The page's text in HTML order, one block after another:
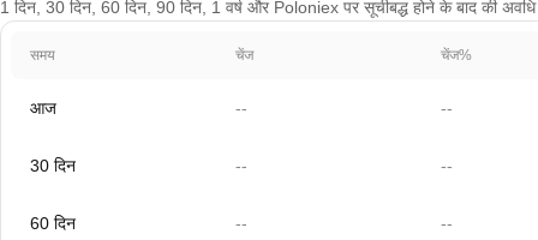
1 दिन, 30 दिन, 60 दिन, 90 दिन, 1 वर्ष और Poloniex पर सूचीबद्ध होने के बाद की
समय चेंज चेंज%
आज -- --
30 दिन -- --
60 दिन -- --